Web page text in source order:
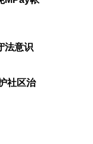
法意识
社区治